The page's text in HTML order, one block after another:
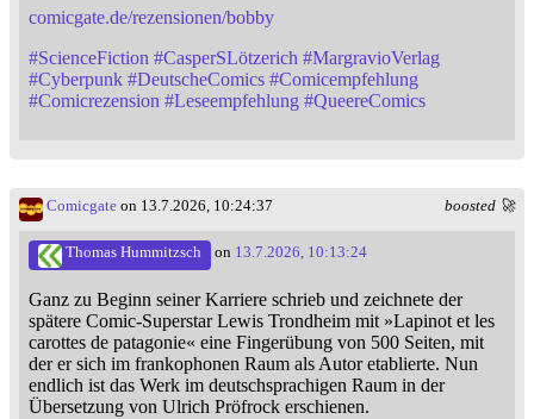
comicgate.de/rezensionen/bobby
#ScienceFiction #CasperSLötzerich #MargravioVerlag
#Cyberpunk #DeutscheComics #Comicempfehlung
#Comicrezension #Leseempfehlung #QueereComics
boosted 🚀
Comicgate on 13.7.2026, 10:24:37
Thomas Hummitzsch on 13.7.2026, 10:13:24
Ganz zu Beginn seiner Karriere schrieb und zeichnete der
spätere Comic-Superstar Lewis Trondheim mit »Lapinot et les
carottes de patagonie« eine Fingerübung von 500 Seiten, mit
der er sich im frankophonen Raum als Autor etablierte. Nun
endlich ist das Werk im deutschsprachigen Raum in der
Übersetzung von Ulrich Pröfrock erschienen.